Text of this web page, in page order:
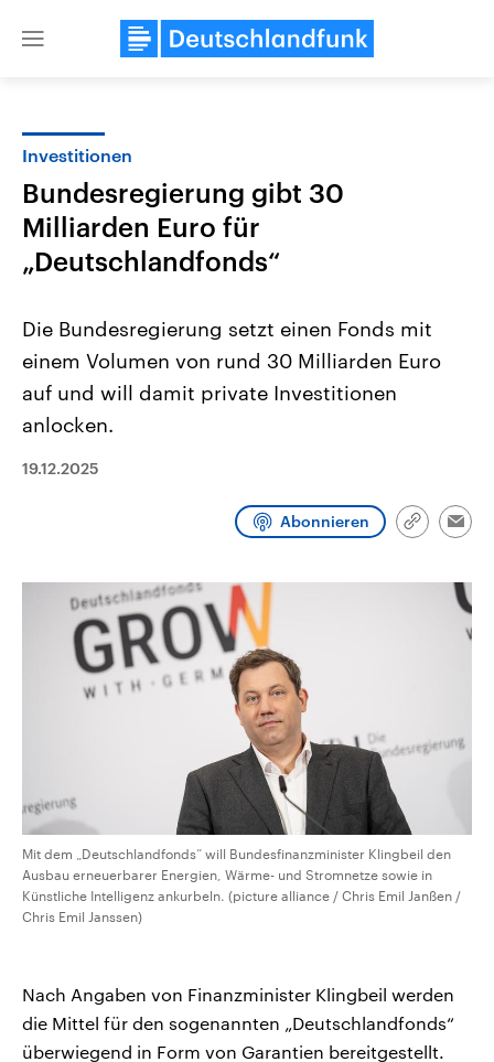
Close
Landtagswahl Sachsen-Anhalt
2026
Alle Informationen
Sachsen-Anhalt wählt am 6.
Landtag. Seit 2021 wird das
Wahlprogramme, aktuelle Berichte
und Kandidaten der anstehenden
USA
Aktuelle Beiträge,
aktuelle Weltgeschehen.
Audio-Archiv
Investitionen
Bundesregierung gibt 30
Milliarden Euro für
„Deutschlandfonds“
Die Bundesregierung setzt einen Fonds mit
einem Volumen von rund 30 Milliarden Euro
auf und will damit private Investitionen
anlocken.
19.12.2025
Abonnieren
Link
Mit dem „Deutschlandfonds“ will Bundesfinanzminister Klingbeil den
Ausbau erneuerbarer Energien, Wärme- und Stromnetze sowie in
Künstliche Intelligenz ankurbeln. (picture alliance / Chris Emil Janßen /
Chris Emil Janssen)
Nach Angaben von Finanzminister Klingbeil werden
die Mittel für den sogenannten „Deutschlandfonds“
überwiegend in Form von Garantien bereitgestellt.